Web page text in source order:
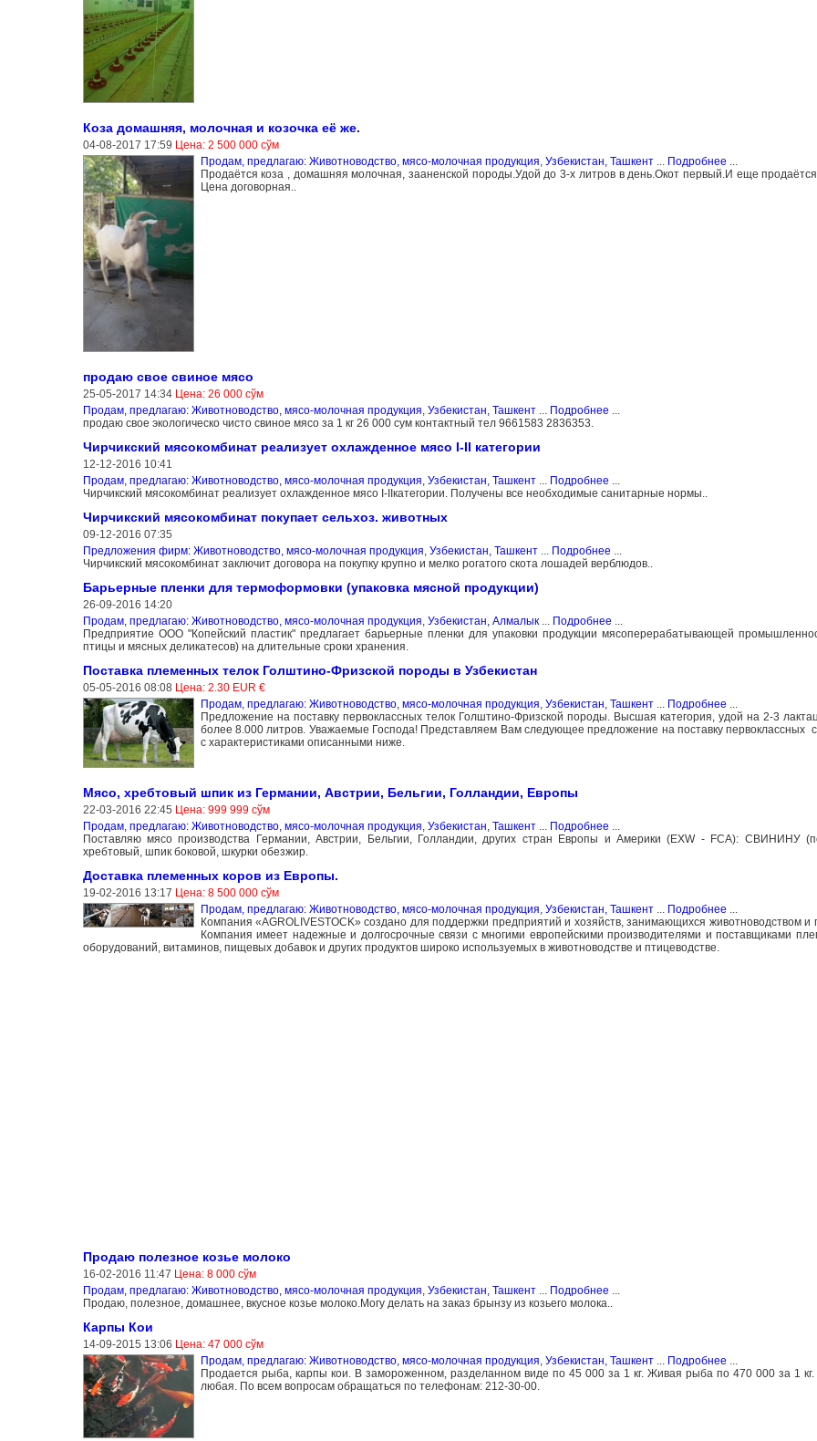
Коза домашняя, молочная и козочка её же.
04-08-2017 17:59 Цена: 2 500 000 сўм
Продам, предлагаю: Животноводство, мясо-молочная продукция Узбекистан, Ташкент... Подробнее
Продаётся коза , домашняя молочная, зааненской породы.Удой до 3-х литров в день.Окот первый.И еще продаётся
Цена договорная..
продаю свое свиное мясо
25-05-2017 14:34 Цена: 26 000 сўм
Продам, предлагаю: Животноводство, мясо-молочная продукция Узбекистан, Ташкент... Подробнее
продаю свое экологическо чисто свиное мясо за 1 кг 26 000 сум контактный тел 9661583 2836353.
Чирчикский мясокомбинат реализует охлажденное мясо I-II категории
12-12-2016 10:41
Продам, предлагаю: Животноводство, мясо-молочная продукция Узбекистан, Ташкент... Подробнее
Чирчикский мясокомбинат реализует охлажденное мясо I-IIкатегории. Получены все необходимые санитарные нормы..
Чирчикский мясокомбинат покупает сельхоз. животных
09-12-2016 07:35
Предложения фирм: Животноводство, мясо-молочная продукция Узбекистан, Ташкент... Подробнее
Чирчикский мясокомбинат заключит договора на покупку крупно и мелко рогатого скота лошадей верблюдов..
Барьерные пленки для термоформовки (упаковка мясной продукции)
26-09-2016 14:20
Продам, предлагаю: Животноводство, мясо-молочная продукция Узбекистан, Алмалык... Подробнее
Предприятие ООО "Копейский пластик" предлагает барьерные пленки для упаковки продукции мясоперерабатывающей
птицы и мясных деликатесов) на длительные сроки хранения.
Поставка племенных телок Голштино-Фризской породы в Узбекистан
05-05-2016 08:08 Цена: 2.30 EUR €
Продам, предлагаю: Животноводство, мясо-молочная продукция Узбекистан, Ташкент... Подробнее
Предложение на поставку первоклассных телок Голштино-Фризской породы. Высшая категория, удой на 2-3
более 8.000 литров. Уважаемые Господа! Представляем Вам следующее предложение на поставку первоклассных
с характеристиками описанными ниже.
Мясо, хребтовый шпик из Германии, Австрии, Бельгии, Голландии, Европы
22-03-2016 22:45 Цена: 999 999 сўм
Продам, предлагаю: Животноводство, мясо-молочная продукция, Узбекистан, Ташкент... Подробнее ...
Поставляю мясо производства Германии, Австрии, Бельгии, Голландии, других стран Европы и Америки (EXW - FCA): СВИНИНУ
хребтовый, шпик боковой, шкурки обезжир.
Доставка племенных коров из Европы.
19-02-2016 13:17 Цена: 8 500 000 сўм
Продам, предлагаю: Животноводство, мясо-молочная продукция, Узбекистан, Ташкент... Подробнее ...
Компания «AGROLIVESTOCK» создано для поддержки предприятий и хозяйств, занимающихся животноводством и
Компания имеет надежные и долгосрочные связи с многими европейскими производителями и поставщиками
оборудований, витаминов, пищевых добавок и других продуктов широко используемых в животноводстве и птицеводстве.
Продаю полезное козье молоко
16-02-2016 11:47 Цена: 8 000 сўм
Продам, предлагаю: Животноводство, мясо-молочная продукция, Узбекистан, Ташкент... Подробнее ...
Продаю, полезное, домашнее, вкусное козье молоко.Могу делать на заказ брынзу из козьего молока..
Карпы Кои
14-09-2015 13:06 Цена: 47 000 сўм
Продам, предлагаю: Животноводство, мясо-молочная продукция, Узбекистан, Ташкент... Подробнее ...
Продается рыба, карпы кои. В замороженном, разделанном виде по 45 000 за 1 кг. Живая рыба по 470 000 за 1
любая. По всем вопросам обращаться по телефонам: 212-30-00.